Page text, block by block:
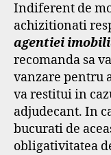
Indiferent de
achizitionati
agentiei
recomanda sa
vanzare pentru
va restitui in
adjudecant. In
bucurati de
obligativitatea